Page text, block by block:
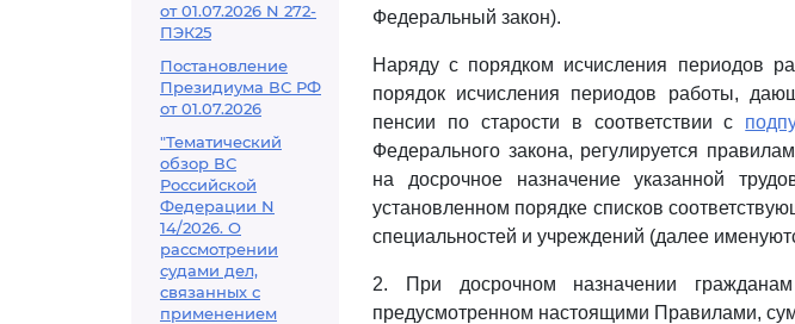
от 01.07.2026 N 272-
ПЭК25
Постановление
Президиума ВС РФ
от 01.07.2026
"Тематический
обзор ВС
Российской
Федерации N
14/2026. О
рассмотрении
судами дел,
связанных с
применением
Федеральный закон).
Наряду с порядком исчисления периодов
порядок исчисления периодов работы,
пенсии по старости в соответствии с
Федерального закона, регулируется
на досрочное назначение указанной
установленном порядке списков
специальностей и учреждений (далее
2. При досрочном назначении
предусмотренном настоящими Правилами,